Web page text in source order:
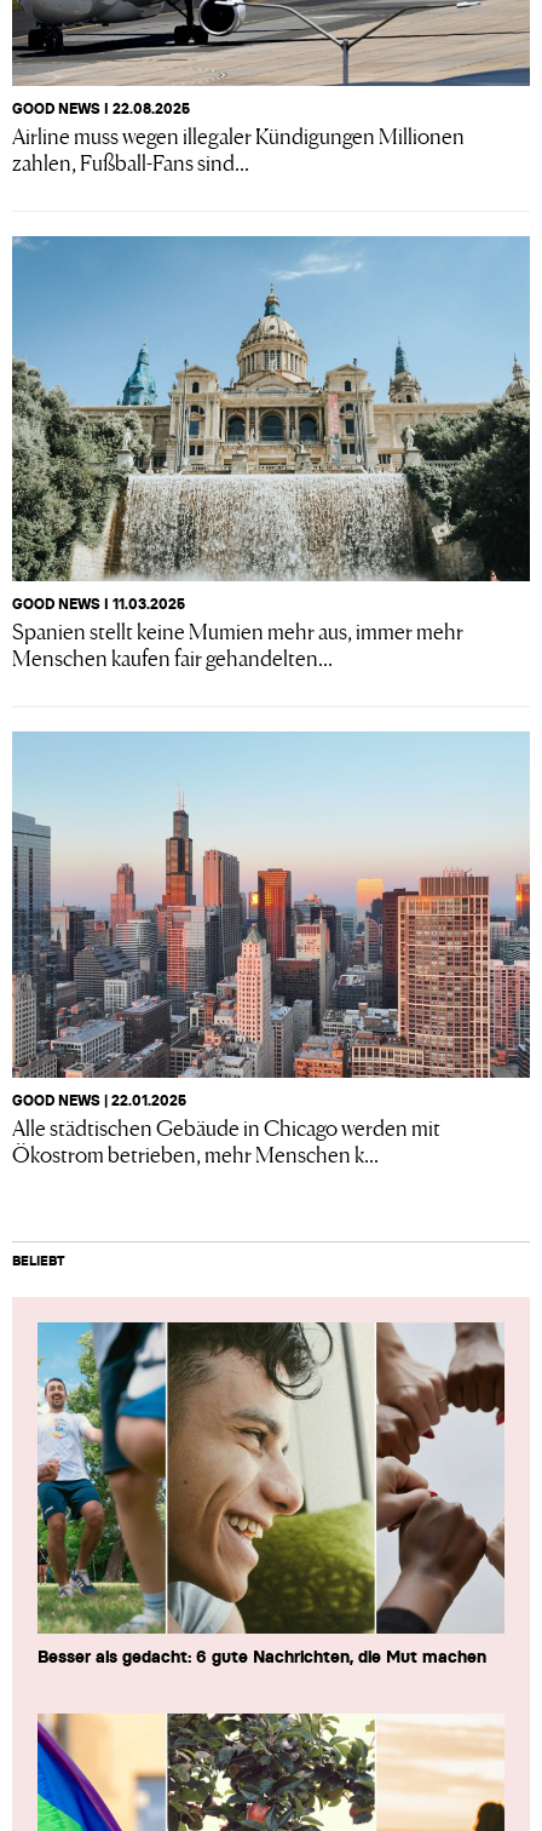
GOOD NEWS I 22.08.2025
Airline muss wegen illegaler Kündigungen Millionen
zahlen, Fußball-Fans sind...
GOOD NEWS I 11.03.2025
Spanien stellt keine Mumien mehr aus, immer mehr
Menschen kaufen fair gehandelten...
GOOD NEWS | 22.01.2025
Alle städtischen Gebäude in Chicago werden mit
Ökostrom betrieben, mehr Menschen k...
BELIEBT
Besser als gedacht: 6 gute Nachrichten, die Mut machen